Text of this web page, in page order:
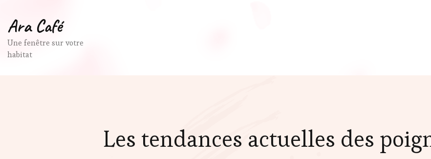
Ara Café
Une fenêtre sur votre
habitat
Les tendances actuelles des